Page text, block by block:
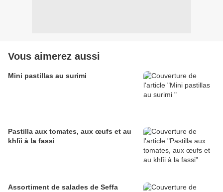
Vous aimerez aussi
Mini pastillas au surimi
Pastilla aux tomates, aux œufs et au
khlîi à la fassi
Assortiment de salades de Seffa